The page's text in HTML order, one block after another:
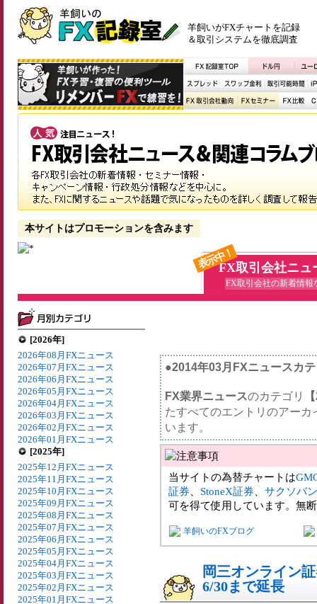
羊飼いがFXチャートを記録
＆取引システムを徹底調査
本サイトはプロモーションを含みます
表示中！FX取引会社ニュ
FX取引会社の新着情報
[2026年]
2026年08月FXニュース
2026年07月FXニュース
2026年06月FXニュース
2026年05月FXニュース
2026年04月FXニュース
2026年03月FXニュース
2026年02月FXニュース
2026年01月FXニュース
[2025年]
2025年12月FXニュース
2025年11月FXニュース
2025年10月FXニュース
2025年09月FXニュース
2025年08月FXニュース
2025年07月FXニュース
2025年06月FXニュース
2025年05月FXニュース
2025年04月FXニュース
2025年03月FXニュース
2025年02月FXニュース
2025年01月FXニュース
●2014年03月FXニュースカ
FX業界ニュースのカテゴリ
たすべてのエントリのアー
います。
当サイトの為替チャートは
証券
StoneX証券
サクソバ
可を得て使用しています。無
羊飼いのFXブログ
岡三オンライン
6/30まで延長